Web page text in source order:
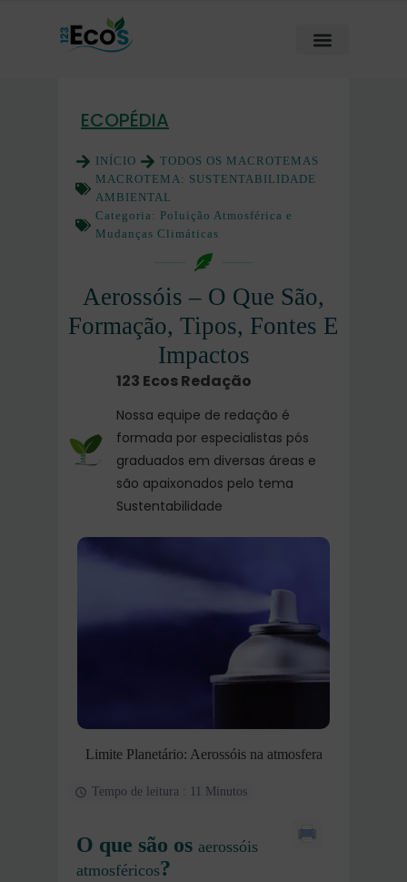
ECOPÉDIA
INÍCIO
TODOS OS MACROTEMAS
MACROTEMA: SUSTENTABILIDADE
AMBIENTAL
Categoria: Poluição Atmosférica e
Mudanças Climáticas
Aerossóis – O Que São,
Formação, Tipos, Fontes E
Impactos
123 Ecos Redação
Nossa equipe de redação é
formada por especialistas pós
graduados em diversas áreas e
são apaixonados pelo tema
Sustentabilidade
Limite Planetário: Aerossóis na atmosfera
Tempo de leitura : 11 Minutos
O que são os aerossóis
atmosféricos?